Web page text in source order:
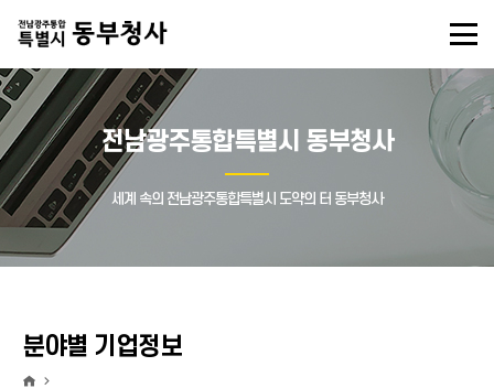
전남광주통합특별시 동부청사
세계 속의 전남광주통합특별시 도약의 터 동부청사
분야별 기업정보